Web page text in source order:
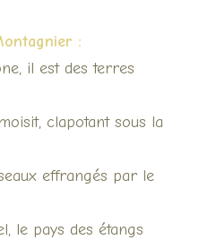
:
il est des terres
clapotant sous la
effrangés par le
le pays des étangs